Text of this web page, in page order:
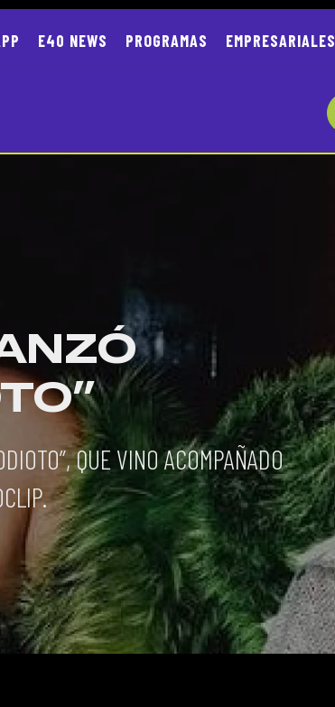
E40 NEWS PROGRAMAS EMPRESARIALES
QUE VINO ACOMPAÑADO